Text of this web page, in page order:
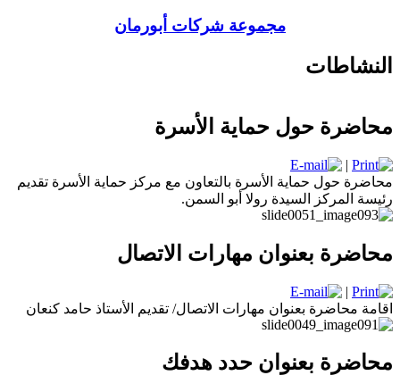
مجموعة شركات أبورمان
النشاطات
محاضرة حول حماية الأسرة
|
محاضرة حول حماية الأسرة بالتعاون مع مركز حماية الأسرة تقديم
رئيسة المركز السيدة رولا أبو السمن.
محاضرة بعنوان مهارات الاتصال
|
اقامة محاضرة بعنوان مهارات الاتصال/ تقديم الأستاذ حامد كنعان
محاضرة بعنوان حدد هدفك